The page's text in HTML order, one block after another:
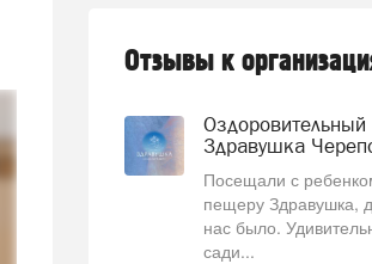
Отзывы к
Оздоровительный
Здравушка
Посещали с
пещеру Здравушка,
нас было.
сади...